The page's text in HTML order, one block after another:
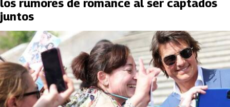
los rumores de romance al ser captados
juntos